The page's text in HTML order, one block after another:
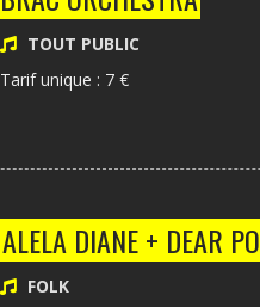
TOUT PUBLIC
Tarif unique : 7 €
ALELA DIANE + DEAR
FOLK